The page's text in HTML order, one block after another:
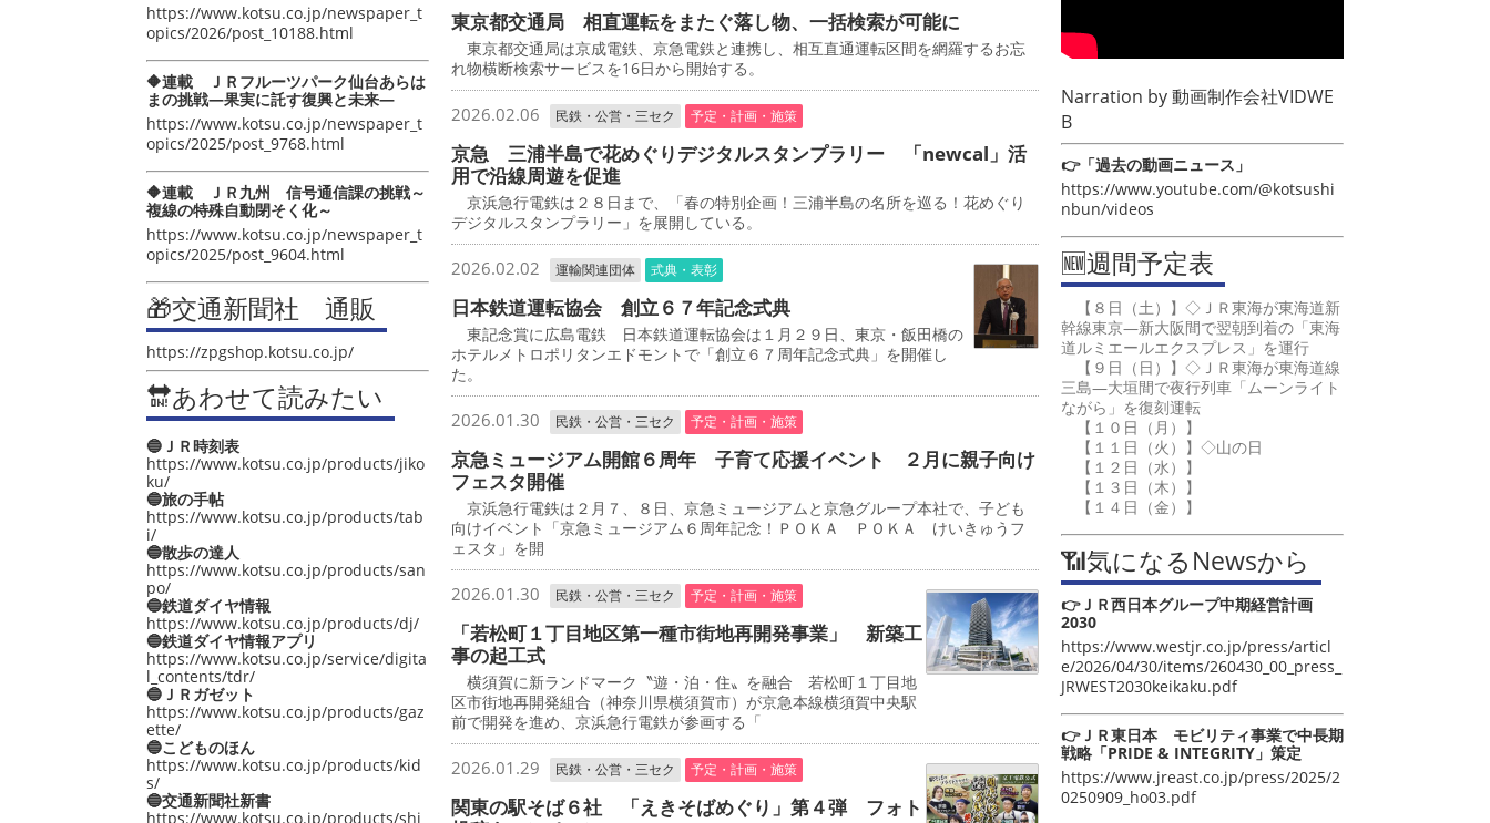
https://www.kotsu.co.jp/newspaper_t
opics/2026/post_10188.html
🔶連載 ＪＲフルーツパーク仙台あらは
まの挑戦―果実に託す復興と未来―
https://www.kotsu.co.jp/newspaper_t
opics/2025/post_9768.html
🔶連載 ＪＲ九州 信号通信課の挑戦～
複線の特殊自動閉そく化～
https://www.kotsu.co.jp/newspaper_t
opics/2025/post_9604.html
🎁交通新聞社 通販
https://zpgshop.kotsu.co.jp/
🔛あわせて読みたい
🔵ＪＲ時刻表
https://www.kotsu.co.jp/products/jiko
ku/
🔵旅の手帖
https://www.kotsu.co.jp/products/tab
i/
🔵散歩の達人
https://www.kotsu.co.jp/products/san
po/
🔵鉄道ダイヤ情報
https://www.kotsu.co.jp/products/dj/
🔵鉄道ダイヤ情報アプリ
https://www.kotsu.co.jp/service/digita
l_contents/tdr/
🔵ＪＲガゼット
https://www.kotsu.co.jp/products/gaz
ette/
🔵こどものほん
https://www.kotsu.co.jp/products/kid
s/
🔵交通新聞社新書
https://www.kotsu.co.jp/products/shi
東京都交通局 相直運転をまたぐ落し物、一括検索が可能に
東京都交通局は京成電鉄、京急電鉄と連携し、相互直通運転区間を網羅するお忘
れ物横断検索サービスを16日から開始する。
2026.02.06 民鉄・公営・三セク 予定・計画・施策
京急 三浦半島で花めぐりデジタルスタンプラリー 「newcal」活
用で沿線周遊を促進
京浜急行電鉄は２８日まで、「春の特別企画！三浦半島の名所を巡る！花めぐり
デジタルスタンプラリー」を展開している。
2026.02.02 運輸関連団体 式典・表彰
日本鉄道運転協会 創立６７年記念式典
東記念賞に広島電鉄 日本鉄道運転協会は１月２９日、東京・飯田橋の
ホテルメトロポリタンエドモントで「創立６７周年記念式典」を開催し
た。
2026.01.30 民鉄・公営・三セク 予定・計画・施策
京急ミュージアム開館６周年 子育て応援イベント ２月に親子向け
フェスタ開催
京浜急行電鉄は２月７、８日、京急ミュージアムと京急グループ本社で、子ども
向けイベント「京急ミュージアム６周年記念！ＰＯＫＡ ＰＯＫＡ けいきゅうフ
ェスタ」を開
2026.01.30 民鉄・公営・三セク 予定・計画・施策
「若松町１丁目地区第一種市街地再開発事業」 新築工
事の起工式
横須賀に新ランドマーク〝遊・泊・住〟を融合 若松町１丁目地
区市街地再開発組合（神奈川県横須賀市）が京急本線横須賀中央駅
前で開発を進め、京浜急行電鉄が参画する「
2026.01.29 民鉄・公営・三セク 予定・計画・施策
関東の駅そば６社 「えきそばめぐり」第４弾 フォト
Narration by動画制作会社VIDWE
B
👉「過去の動画ニュース」
https://www.youtube.com/@kotsushi
nbun/videos
🆕週間予定表
【８日（土）】◇ＪＲ東海が東海道新
幹線東京―新大阪間で翌朝到着の「東海
道ルミエールエクスプレス」を運行
【９日（日）】◇ＪＲ東海が東海道線
三島―大垣間で夜行列車「ムーンライト
ながら」を復刻運転
【１０日（月）】
【１１日（火）】◇山の日
【１２日（水）】
【１３日（木）】
【１４日（金）】
📶気になるNewsから
👉ＪＲ西日本グループ中期経営計画
2030
https://www.westjr.co.jp/press/articl
e/2026/04/30/items/260430_00_press_
JRWEST2030keikaku.pdf
👉ＪＲ東日本 モビリティ事業で中長期
戦略「PRIDE & INTEGRITY」策定
https://www.jreast.co.jp/press/2025/2
0250909_ho03.pdf